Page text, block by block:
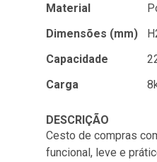
Material
Dimensões (mm)
Capacidade
Carga
DESCRIÇÃO
Cesto de compras
funcional, leve e